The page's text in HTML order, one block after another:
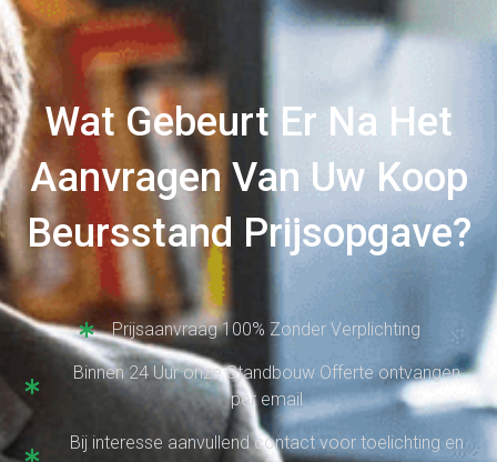
Wat Gebeurt Er Na Het
Aanvragen Van Uw Koop
Beursstand Prijsopgave?
Prijsaanvraag 100% Zonder Verplichting
Binnen 24 Uur onze Standbouw Offerte ontvangen
per email
Bij interesse aanvullend contact voor toelichting en